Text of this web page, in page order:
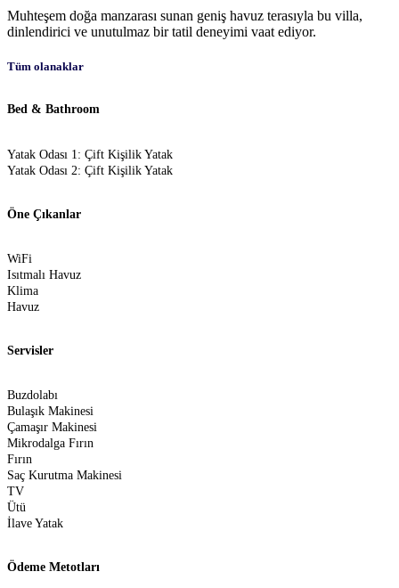
Muhteşem doğa manzarası sunan geniş havuz terasıyla bu villa,
dinlendirici ve unutulmaz bir tatil deneyimi vaat ediyor.
Tüm olanaklar
Bed & Bathroom
Yatak Odası 1: Çift Kişilik Yatak
Yatak Odası 2: Çift Kişilik Yatak
Öne Çıkanlar
WiFi
Isıtmalı Havuz
Klima
Havuz
Servisler
Buzdolabı
Bulaşık Makinesi
Çamaşır Makinesi
Mikrodalga Fırın
Fırın
Saç Kurutma Makinesi
TV
Ütü
İlave Yatak
Ödeme Metotları